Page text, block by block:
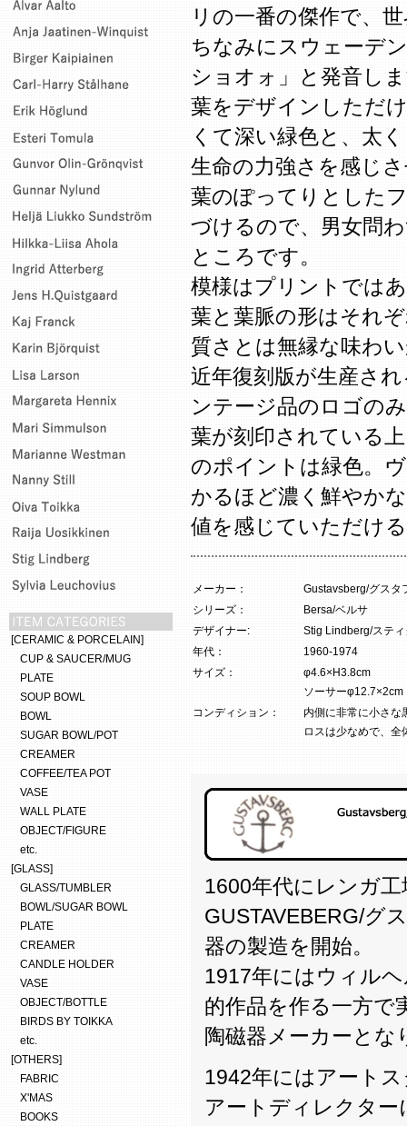
リの一番の傑作で、
ちなみにスウェーデ
ショオォ」と発音し
葉をデザインしただ
くて深い緑色と、太
生命の力強さを感じ
葉のぽってりとした
づけるので、男女問
ところです。
模様はプリントでは
葉と葉脈の形はそれ
質さとは無縁な味わ
近年復刻版が生産さ
ンテージ品のロゴの
葉が刻印されている
のポイントは緑色。
かるほど濃く鮮やか
値を感じていただけ
メーカー：
Gustavsberg/グスタ
シリーズ：
Bersa/ベルサ
デザイナー:
Stig Lindberg/ステ
年代：
1960-1974
サイズ：
φ4.6×H3.8cm
ソーサーφ12.7×2cm
コンディション：
内側に非常に小さな
ロスは少なめで、全
1600年代にレンガ
GUSTAVEBERG/グ
器の製造を開始。
1917年にはウィル
的作品を作る一方で
陶磁器メーカーとな
1942年にはアート
アートディレクタ
[CERAMIC & PORCELAIN]
CUP & SAUCER/MUG
PLATE
SOUP BOWL
BOWL
SUGAR BOWL/POT
CREAMER
COFFEE/TEA POT
VASE
WALL PLATE
OBJECT/FIGURE
etc.
[GLASS]
GLASS/TUMBLER
BOWL/SUGAR BOWL
PLATE
CREAMER
CANDLE HOLDER
VASE
OBJECT/BOTTLE
BIRDS BY TOIKKA
etc.
[OTHERS]
FABRIC
X'MAS
BOOKS